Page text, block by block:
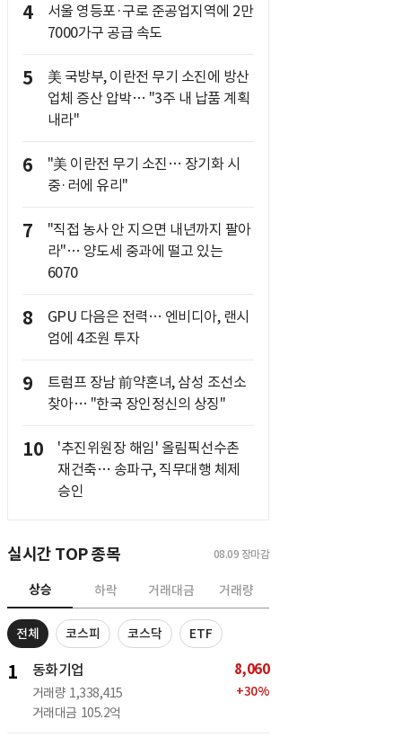
4
서울 영등포·구로 준공업지역에 2만
7000가구 공급 속도
5
美 국방부, 이란전 무기 소진에 방산
업체 증산 압박… "3주 내 납품 계획
내라"
6
"美 이란전 무기 소진… 장기화 시
중·러에 유리"
7
"직접 농사 안 지으면 내년까지 팔아
라"… 양도세 중과에 떨고 있는
6070
8
GPU 다음은 전력… 엔비디아, 랜시
엄에 4조원 투자
9
트럼프 장남 前약혼녀, 삼성 조선소
찾아… "한국 장인정신의 상징"
10
'추진위원장 해임' 올림픽선수촌
재건축… 송파구, 직무대행 체제
승인
실시간 TOP 종목 08.09 장마감
상승 하락 거래대금 거래량
전체 코스피 코스닥 ETF
1 동화기업
거래량 1,338,415
거래대금 105.2억
8,060
+30%